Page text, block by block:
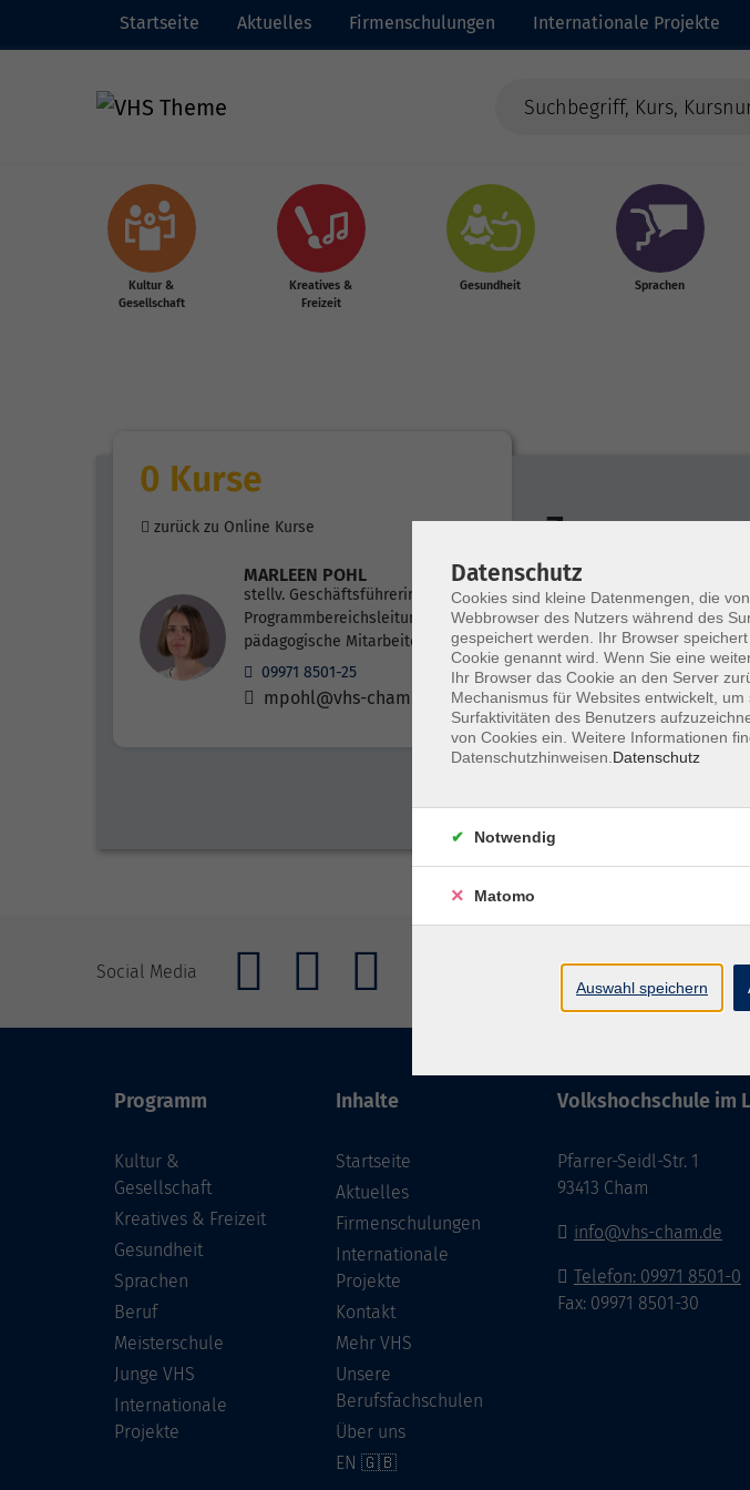
Startseite Aktuelles Firmenschulungen Internationale Projekte
Kultur &
Gesellschaft
Kreatives &
Freizeit
Gesundheit Sprachen
0 Kurse
zurück zu Online Kurse
MARLEEN POHL
stellv. Geschäftsführerin,
Programmbereichsleitung Beruf,
pädagogische Mitarbeiterin
09971 8501-25
mpohl@vhs-cham.de
Zoom
Wochentage
nur buchbare
Keine passenden
Social Media
Programm
Kultur &
Gesellschaft
Kreatives & Freizeit
Gesundheit
Sprachen
Beruf
Meisterschule
Junge VHS
Internationale
Projekte
Inhalte
Startseite
Aktuelles
Firmenschulungen
Internationale
Projekte
Kontakt
Mehr VHS
Unsere
Berufsfachschulen
Über uns
EN 🇬🇧
Volkshochschule im
Pfarrer-Seidl-Str. 1
93413 Cham
info@vhs-cham.de
Telefon: 09971 8501-0
Fax: 09971 8501-30
Datenschutz
Cookies sind kleine Datenmengen, die
Webbrowser des Nutzers während des
gespeichert werden. Ihr Browser
Cookie genannt wird. Wenn Sie eine
Ihr Browser das Cookie an den Server
Mechanismus für Websites entwickelt,
Surfaktivitäten des Benutzers
von Cookies ein. Weitere Informationen
Datenschutzhinweisen. Datenschutz
Notwendig
Matomo
Auswahl speichern